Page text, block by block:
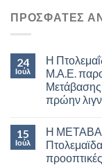
ΠΡΟΣΦΑΤΕΣ
24
Ιούλ
Η
Μ.Α.Ε.
Μετάβασης
πρώην
15
Ιούλ
Η